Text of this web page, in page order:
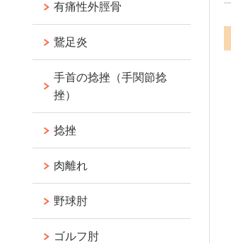
有痛性外脛骨
鵞足炎
手首の捻挫（手関節捻
挫）
捻挫
肉離れ
野球肘
ゴルフ肘